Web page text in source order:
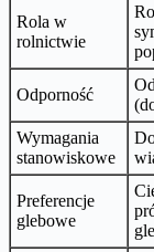
Rola w
rolnictwie
Odporność
Wymagania
stanowiskowe
Preferencje
glebowe